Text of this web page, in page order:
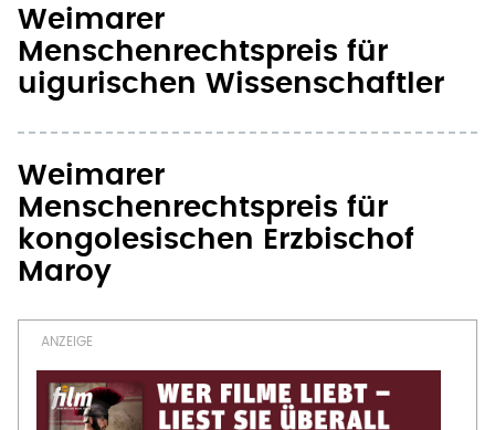
Weimarer
Menschenrechtspreis für
uigurischen Wissenschaftler
Weimarer
Menschenrechtspreis für
kongolesischen Erzbischof
Maroy